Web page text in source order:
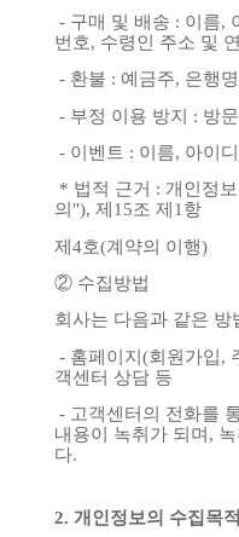
- 구매 및 배송 : 이름,
번호, 수령인 주소 및
- 환불 : 예금주, 은행명
- 부정 이용 방지 : 방
- 이벤트 : 이름, 아이디
* 법적 근거 : 개인정보
의 "), 제 15조 제 1 항
제4호(계약의 이행)
② 수집방법
회사는 다음과 같은 방
- 홈페이지(회원가입,
객센터 상담 등
- 고객센터의 전화를
내용이
녹취가 되며 , 녹
다.
2. 개인정보의 수집목적